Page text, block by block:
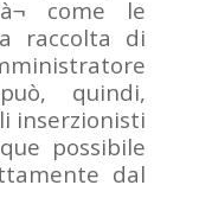
come le
raccolta di
quindi,
inserzionisti
possibile
dal